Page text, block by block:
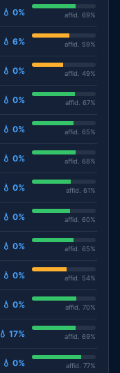
💧 0% affid. 69%
💧 6% affid. 59%
💧 0% affid. 49%
💧 0% affid. 67%
💧 0% affid. 65%
💧 0% affid. 68%
💧 0% affid. 61%
💧 0% affid. 60%
💧 0% affid. 65%
💧 0% affid. 54%
💧 0% affid. 70%
💧 17% affid. 69%
💧 0% affid. 77%